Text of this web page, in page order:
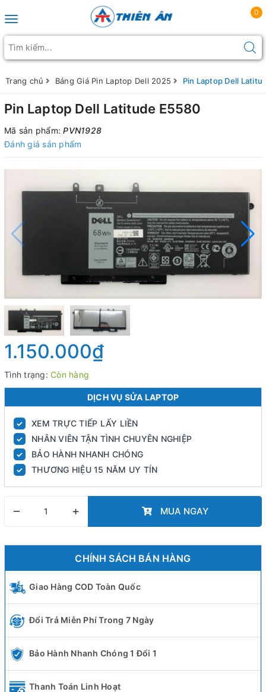
Toggle navigation
0
Trang chủ Bảng Giá Pin Laptop Dell 2025 Pin Laptop Dell
Pin Laptop Dell Latitude E5580
Mã sản phẩm:PVN1928
Đánh giá sản phẩm
1.150.000₫
Tình trạng: Còn hàng
DỊCH VỤ SỬA LAPTOP
✓ XEM TRỰC TIẾP LẤY LIỀN
✓ NHÂN VIÊN TẬN TÌNH CHUYÊN NGHIỆP
✓ BẢO HÀNH NHANH CHÓNG
✓ THƯƠNG HIỆU 15 NĂM UY TÍN
– + MUA NGAY
CHÍNH SÁCH BÁN HÀNG
Giao Hàng COD Toàn Quốc
Đổi Trả Miễn Phí Trong 7 Ngày
Bảo Hành Nhanh Chóng 1 Đổi 1
Thanh Toán Linh Hoạt